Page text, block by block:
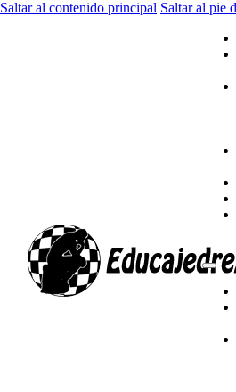
Saltar al contenido principal Saltar al pie